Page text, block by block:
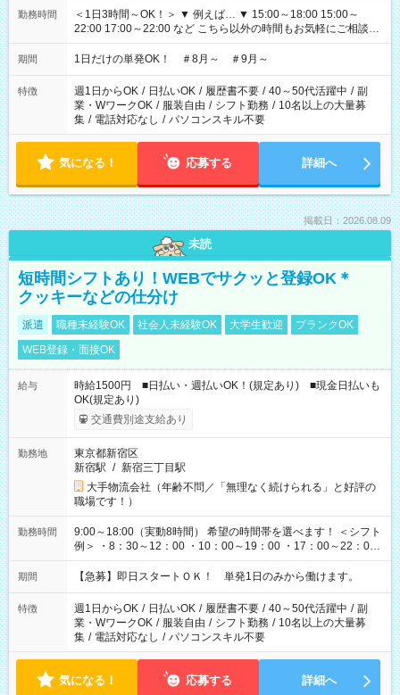
勤務時間
＜1日3時間～OK！＞ ▼ 例えば… ▼ 15:00～18:00 15:00～
22:00 17:00～22:00 など こちら以外の時間もお気軽にご相談く
ださい！
期間 1日だけの単発OK！ ＃8月～ ＃9月～
特徴 週1日からOK / 日払いOK / 履歴書不要 / 40～50代活躍中 / 副
業・WワークOK / 服装自由 / シフト勤務 / 10名以上の大量募
集 / 電話対応なし / パソコンスキル不要
気になる！ 応募する 詳細へ
掲載日：2026.08.09
未読
短時間シフトあり！WEBでサクッと登録OK＊
クッキーなどの仕分け
派遣 職種未経験OK 社会人未経験OK 大学生歓迎
ブランクOK
WEB登録・面接OK
給与
時給1500円 ■日払い・週払いOK！(規定あり) ■現金日払いも
OK(規定あり)
交通費別途支給あり
勤務地
東京都新宿区
新宿駅 / 新宿三丁目駅
大手物流会社（年齢不問／「無理なく続けられる」と好評の
職場です！）
勤務時間
9:00～18:00（実動8時間） 希望の時間帯を選べます！ ＜シフト
例＞ ・8：30～12：00 ・10：00～19：00 ・17：00～22：00
・13：00～22：00 ・22：00～翌6：00 など
期間 【急募】即日スタートＯＫ！ 単発1日のみから働けます。
特徴 週1日からOK / 日払いOK / 履歴書不要 / 40～50代活躍中 / 副
業・WワークOK / 服装自由 / シフト勤務 / 10名以上の大量募
集 / 電話対応なし / パソコンスキル不要
気になる！ 応募する 詳細へ